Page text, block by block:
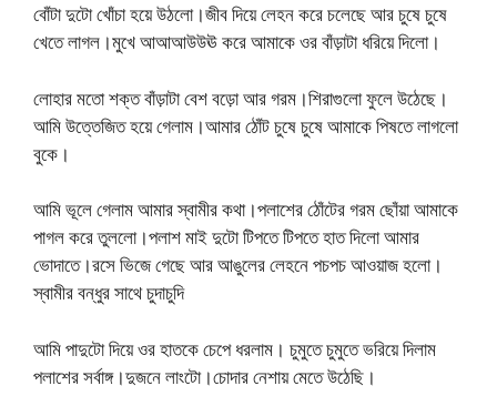
বোঁটা দুটো খোঁচা হয়ে উঠলো।জীব দিয়ে লেহন করে চলেছে আর চুষে চুষে
খেতে লাগল।মুখে আআআউউঊ করে আমাকে ওর বাঁড়াটা ধরিয়ে দিলো।
লোহার মতো শক্ত বাঁড়াটা বেশ বড়ো আর গরম।শিরাগুলো ফুলে উঠেছে।
আমি উত্তেজিত হয়ে গেলাম।আমার ঠোঁট চুষে চুষে আমাকে পিষতে লাগলো
বুকে।
আমি ভূলে গেলাম আমার স্বামীর কথা।পলাশের ঠোঁটের গরম ছোঁয়া আমাকে
পাগল করে তুললো।পলাশ মাই দুটো টিপতে টিপতে হাত দিলো আমার
ভোদাতে।রসে ভিজে গেছে আর আঙুলের লেহনে পচপচ আওয়াজ হলো।
স্বামীর বন্ধুর সাথে চুদাচুদি
আমি পাদুটো দিয়ে ওর হাতকে চেপে ধরলাম। চুমুতে চুমুতে ভরিয়ে দিলাম
পলাশের সর্বাঙ্গ।দুজনে লাংটো।চোদার নেশায় মেতে উঠেছি।